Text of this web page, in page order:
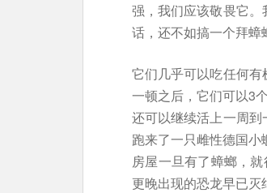
强，我们应该敬畏它
话，还不如搞一个拜蟑
它们几乎可以吃任何
一顿之后，它们可以3
还可以继续活上一周
跑来了一只雌性德国
房屋一旦有了蟑螂，
更晚出现的恐龙早已